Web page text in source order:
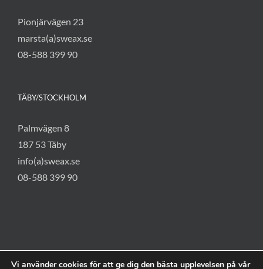
Pionjärvägen 23
marsta(a)sweax.se
08-588 399 90
TÄBY/STOCKHOLM
Palmvägen 8
187 53 Täby
info(a)sweax.se
08-588 399 90
Vi använder cookies för att ge dig den bästa upplevelsen på vår